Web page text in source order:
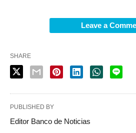
Leave a
SHARE
PUBLISHED BY
Editor Banco de Noticias